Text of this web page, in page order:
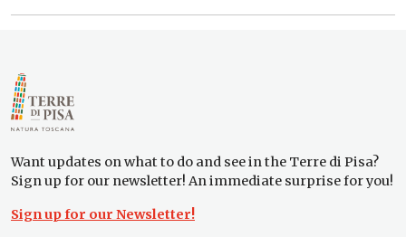
Want updates on what to do and see in the Terre di Pisa?
Sign up for our newsletter! An immediate surprise for you!
Sign up for our Newsletter!